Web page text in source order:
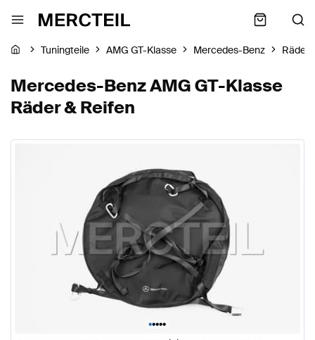
Tuningteile AMG GT-Klasse Mercedes-Benz Räder
Mercedes-Benz AMG GT-Klasse
Räder & Reifen
•••••